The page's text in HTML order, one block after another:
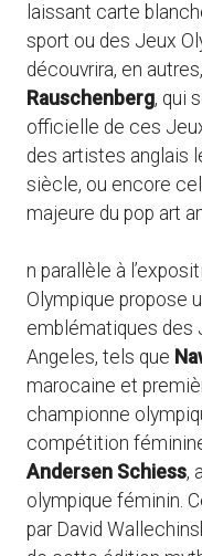
laissant carte
sport ou des Jeux
découvrira, en
Rauschenberg, qui
officielle de ces
des artistes anglais
siècle, ou encore
majeure du pop art
n parallèle à
Olympique propose
emblématiques des
Angeles, tels que
marocaine et
championne
compétition
Andersen Schiess,
olympique féminin.
par David